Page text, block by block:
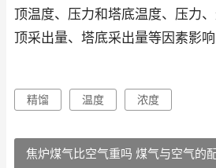
顶温度、压力和塔底温度、压力
顶采出量、塔底采出量等因素影
精馏 温度 浓度
焦炉煤气比空气重吗 煤气与空气的